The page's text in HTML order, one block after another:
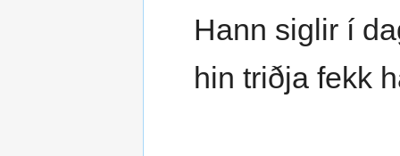
Hann siglir í
hin triðja fekk